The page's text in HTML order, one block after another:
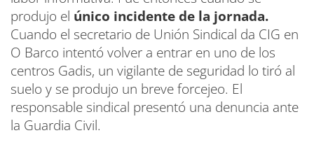
produjo el único incidente de la jornada.
Cuando el secretario de Unión Sindical da CIG en
O Barco intentó volver a entrar en uno de los
centros Gadis, un vigilante de seguridad lo tiró al
suelo y se produjo un breve forcejeo. El
responsable sindical presentó una denuncia ante
la Guardia Civil.